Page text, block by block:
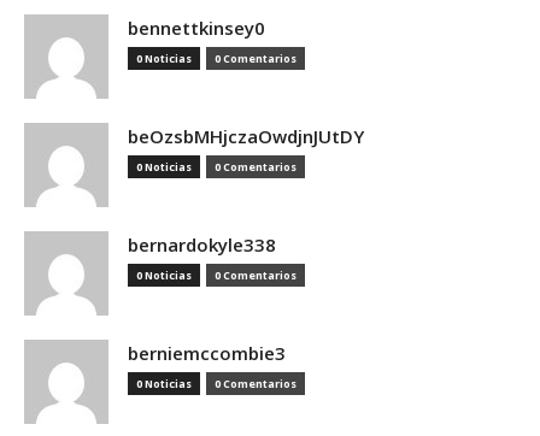
bennettkinsey0
0 Noticias 0 Comentarios
beOzsbMHjczaOwdjnJUtDY
0 Noticias 0 Comentarios
bernardokyle338
0 Noticias 0 Comentarios
berniemccombie3
0 Noticias 0 Comentarios